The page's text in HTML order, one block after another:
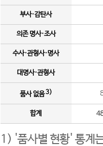
부사·감탄사
의존 명사·조사
수사·관형사·명사
대명사·관형사
품사 없음3)
합계
1) '품사별 현황' 통계